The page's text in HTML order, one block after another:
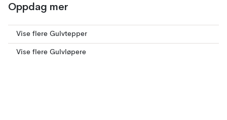
Oppdag mer
Vise flere Gulvtepper
Vise flere Gulvløpere